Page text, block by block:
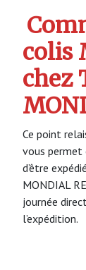
colis
chez
Ce point
vous permet
d’être
MONDIAL
journée
l’expédition.